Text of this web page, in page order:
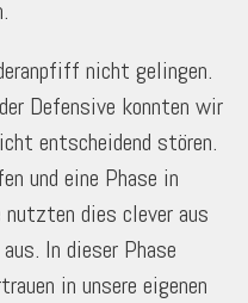
nicht gelingen.
Defensive konnten wir
entscheidend stören.
und eine Phase in
dies clever aus
In dieser Phase
in unsere eigenen